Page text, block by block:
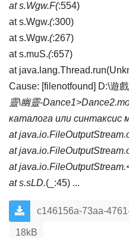
at s.Wgw.F(:554)
at s.Wgw.(:300)
at s.Wgw.(:267)
at s.muS.(:657)
at
Cause: [filenotfound] D:\遊
靈\幽靈-
каталога или синтаксис
at
at
at
at s.sLD.(_:45) ...
c146156a-73aa-
18kB